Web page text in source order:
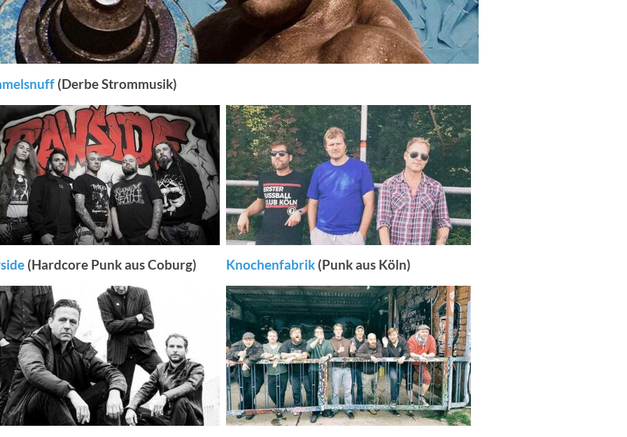
(Derbe Strommusik)
(Hardcore Punk aus Coburg) Knochenfabrik (Punk aus Köln)